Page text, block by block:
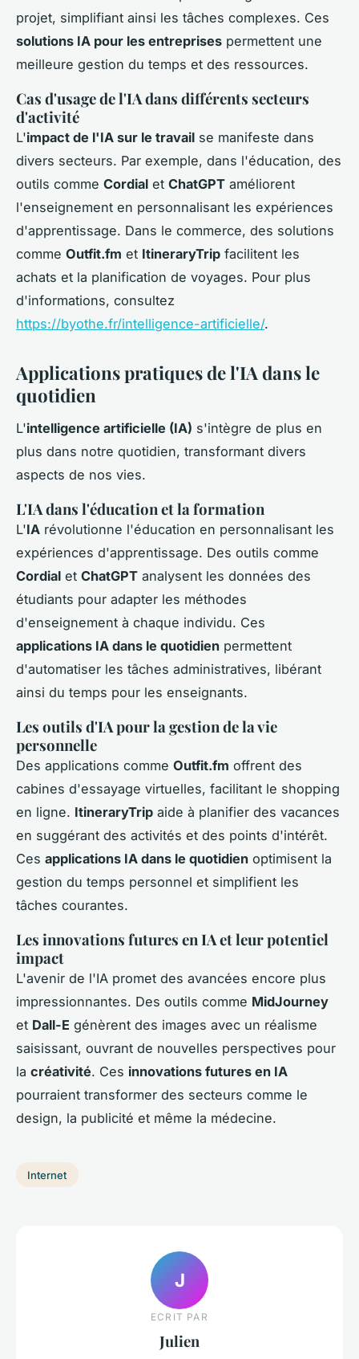
projet, simplifiant ainsi les tâches complexes. Ces
solutions IA pour les entreprises permettent une
meilleure gestion du temps et des ressources.
Cas d'usage de l'IA dans différents secteurs
d'activité
L'impact de l'IA sur le travail se manifeste dans
divers secteurs. Par exemple, dans l'éducation, des
outils comme Cordial et ChatGPT améliorent
l'enseignement en personnalisant les expériences
d'apprentissage. Dans le commerce, des solutions
comme Outfit.fm et ItineraryTrip facilitent les
achats et la planification de voyages. Pour plus
d'informations, consultez
https://byothe.fr/intelligence-artificielle/.
Applications pratiques de l'IA dans le
quotidien
L'intelligence artificielle (IA) s'intègre de plus en
plus dans notre quotidien, transformant divers
aspects de nos vies.
L'IA dans l'éducation et la formation
L'IA révolutionne l'éducation en personnalisant les
expériences d'apprentissage. Des outils comme
Cordial et ChatGPT analysent les données des
étudiants pour adapter les méthodes
d'enseignement à chaque individu. Ces
applications IA dans le quotidien permettent
d'automatiser les tâches administratives, libérant
ainsi du temps pour les enseignants.
Les outils d'IA pour la gestion de la vie
personnelle
Des applications comme Outfit.fm offrent des
cabines d'essayage virtuelles, facilitant le shopping
en ligne. ItineraryTrip aide à planifier des vacances
en suggérant des activités et des points d'intérêt.
Ces applications IA dans le quotidien optimisent la
gestion du temps personnel et simplifient les
tâches courantes.
Les innovations futures en IA et leur potentiel
impact
L'avenir de l'IA promet des avancées encore plus
impressionnantes. Des outils comme MidJourney
et Dall-E génèrent des images avec un réalisme
saisissant, ouvrant de nouvelles perspectives pour
la créativité. Ces innovations futures en IA
pourraient transformer des secteurs comme le
design, la publicité et même la médecine.
Internet
J
ECRIT PAR
Julien